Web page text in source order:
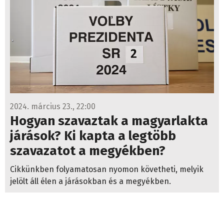
2024. március 23., 22:00
Hogyan szavaztak a magyarlakta
járások? Ki kapta a legtöbb
szavazatot a megyékben?
Cikkünkben folyamatosan nyomon követheti, melyik
jelölt áll élen a járásokban és a megyékben.